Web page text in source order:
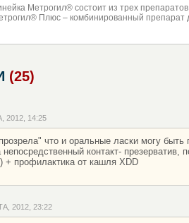
Метрогил® состоит из трех
Плюс – комбинированный препарат
(25)
2012, 14:25
что и оральные ласки могу быть
контакт- презерватив,
+ профилактика от кашля XDD
2012, 23:22